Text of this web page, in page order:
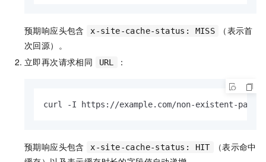
预期响应头包含 x-site-cache-status: MISS
（表示首
次回源）。
立即再次请求相同
URL ：
curl -I https://example.com/non-existent-page
预期响应头包含 x-site-cache-status: HIT
（表示命中